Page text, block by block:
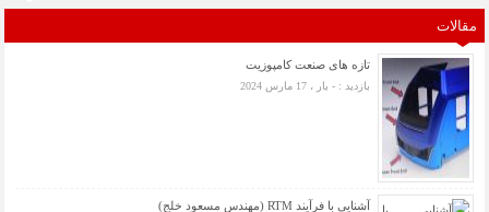
مقالات
تازه های صنعت کامپوزیت
بازدید : - بار ، 17 مارس 2024
آشنایی با فرآیند RTM (مهندس مسعود خلج)